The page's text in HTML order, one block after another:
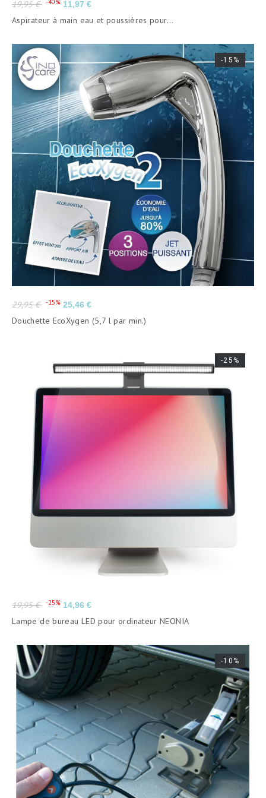
de
base
19,95 € 11,97 €
Aspirateur à main eau et poussières pour...
-15%
Prix
de
base
29,95 € -15% Prix
25,46 €
Douchette EcoXygen (5,7 l par min.)
-25%
Prix
de
base
19,95 € -25% Prix
14,96 €
Lampe de bureau LED pour ordinateur NEONIA
-10%